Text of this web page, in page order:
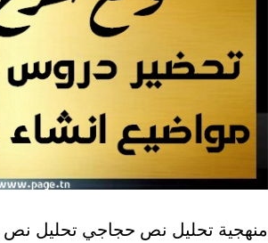
منهجية تحليل نص حجاجي تحليل